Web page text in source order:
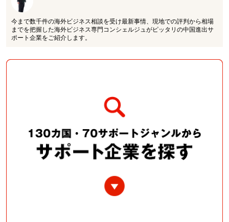
今まで数千件の海外ビジネス相談を受け最新事情、現地での評判から相場
までを把握した海外ビジネス専門コンシェルジュがピッタリの中国進出サ
ポート企業をご紹介します。